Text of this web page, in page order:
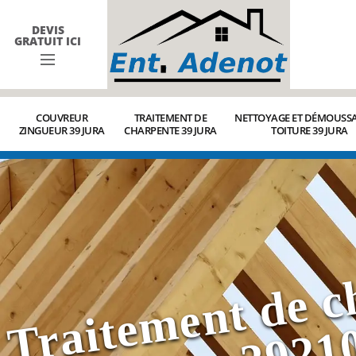
DEVIS
GRATUIT ICI
COUVREUR
ZINGUEUR 39 JURA
TRAITEMENT DE
CHARPENTE 39 JURA
NETTOYAGE ET
TOITURE 39 JURA